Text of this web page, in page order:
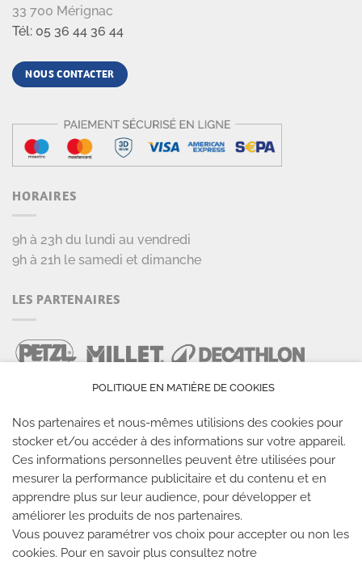
33 700 Mérignac
Tél: 05 36 44 36 44
NOUS CONTACTER
HORAIRES
9h à 23h du lundi au vendredi
9h à 21h le samedi et dimanche
LES PARTENAIRES
LES SALLES CLIMB UP
Climb Up vous accueille dans ses salles, partout en
France
POLITIQUE EN MATIÈRE DE COOKIES
Nos partenaires et nous-mêmes utilisions des cookies pour
stocker et/ou accéder à des informations sur votre appareil.
Ces informations personnelles peuvent être utilisées pour
mesurer la performance publicitaire et du contenu et en
apprendre plus sur leur audience, pour développer et
améliorer les produits de nos partenaires.
Vous pouvez paramétrer vos choix pour accepter ou non les
cookies. Pour en savoir plus consultez notre